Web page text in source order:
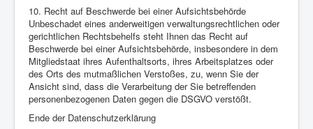
10. Recht auf Beschwerde bei einer Aufsichtsbehörde
Unbeschadet eines anderweitigen verwaltungsrechtlichen oder
gerichtlichen Rechtsbehelfs steht Ihnen das Recht auf
Beschwerde bei einer Aufsichtsbehörde, insbesondere in dem
Mitgliedstaat ihres Aufenthaltsorts, ihres Arbeitsplatzes oder
des Orts des mutmaßlichen Verstoßes, zu, wenn Sie der
Ansicht sind, dass die Verarbeitung der Sie betreffenden
personenbezogenen Daten gegen die DSGVO verstößt.
Ende der Datenschutzerklärung